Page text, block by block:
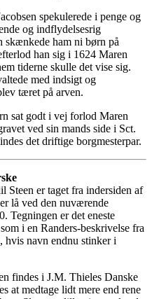
spekulerede i penge og
og indflydelsesrig
skænkede ham ni børn på
han sig i 1624 Maren
tiderne skulle det vise sig.
med indsigt og
tæret på arven.
sat godt i vej forlod Maren
ved sin mands side i Sct.
det driftige borgmesterpar.
er taget fra indersiden af
lå ved den nuværende
Tegningen er det eneste
i en Randers-beskrivelse fra
hvis navn endnu stinker i
findes i J.M. Thieles Danske
at medtage lidt mere end rene